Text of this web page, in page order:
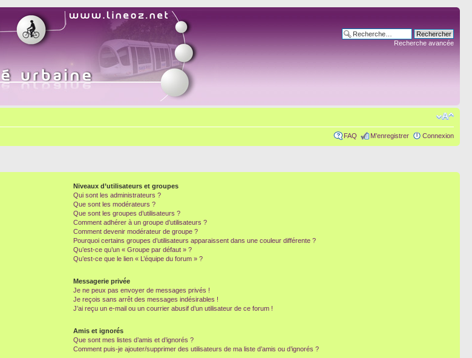
Recherche avancée
FAQ M’enregistrer Connexion
Niveaux d’utilisateurs et groupes
Qui sont les administrateurs ?
Que sont les modérateurs ?
Que sont les groupes d’utilisateurs ?
Comment adhérer à un groupe d’utilisateurs ?
Comment devenir modérateur de groupe ?
Pourquoi certains groupes d’utilisateurs apparaissent dans une couleur différente ?
Qu’est-ce qu’un « Groupe par défaut » ?
Qu’est-ce que le lien « L’équipe du forum » ?
Messagerie privée
Je ne peux pas envoyer de messages privés !
Je reçois sans arrêt des messages indésirables !
J’ai reçu un e-mail ou un courrier abusif d’un utilisateur de ce forum !
Amis et ignorés
Que sont mes listes d’amis et d’ignorés ?
Comment puis-je ajouter/supprimer des utilisateurs de ma liste d’amis ou d’ignorés ?